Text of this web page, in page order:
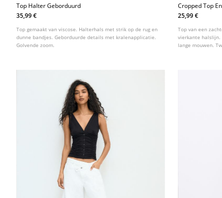
Top Halter Geborduurd
35,99 €
Top gemaakt van viscose. Halterhals met strik op de rug en
dunne bandjes. Geborduurde details met kralenapplicatie.
Golvende zoom.
Cropped Top
25,99 €
Top van een
vierkante halslijn.
lange mouwen.